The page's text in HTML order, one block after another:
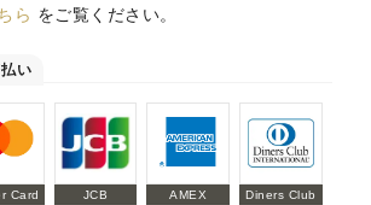
ら をご覧ください。
い
Card JCB AMEX Diners Club